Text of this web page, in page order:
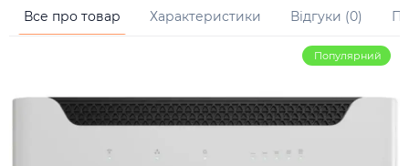
Все про товар Характеристики Відгуки (0)
Популярний